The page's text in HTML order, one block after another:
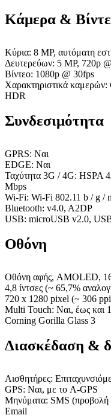
Κάμερα &
Κύρια: 8 MP, αυτόματη
Δευτερεύων: 5 MP, 720p
Βίντεο: 1080p @ 30fps
Χαρακτηριστικά
HDR
Συνδεσιμότητα
GPRS: Ναι
EDGE: Ναι
Ταχύτητα 3G / 4G: HSPA
Mbps
Wi-Fi: Wi-Fi 802.11 b / g /
Bluetooth: v4.0, A2DP
USB: microUSB v2.0,
Οθόνη
Οθόνη αφής, AMOLED,
4,8 ίντσες (~ 65,7%
720 x 1280 pixel (~ 306 ppi
Multi Touch: Ναι, έως και
Corning Gorilla Glass 3
Διασκέδαση &
Αισθητήρες:
GPS: Ναι, με το A-GPS
Μηνύματα: SMS
Email